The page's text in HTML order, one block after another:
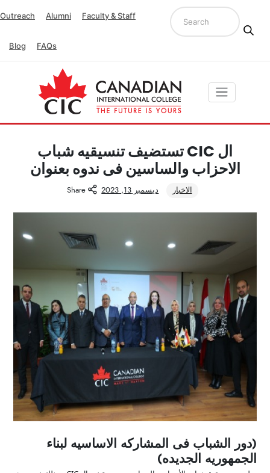
Outreach Alumni Faculty & Staff
Blog FAQs
ال CIC تستضيف تنسيقيه شباب
الاحزاب والساسين فى ندوه بعنوان
الاخبار ديسمبر 13, 2023 Share
(دور الشباب فى المشاركه الاساسيه لبناء
الجمهوريه الجديده)